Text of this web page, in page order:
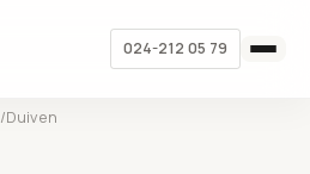
024-212 05 79
/Duiven